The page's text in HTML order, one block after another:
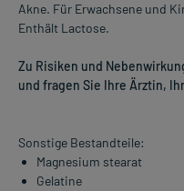
Akne. Für Erwachsene und
Enthält Lactose.
Zu Risiken und
und fragen Sie Ihre Ärztin,
Sonstige Bestandteile:
Magnesium stearat
Gelatine